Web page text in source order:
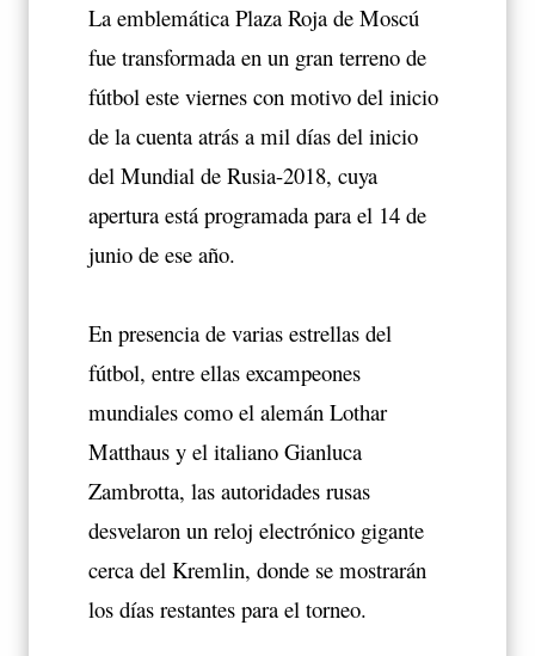
La emblemática Plaza Roja de Moscú
fue transformada en un gran terreno de
fútbol este viernes con motivo del inicio
de la cuenta atrás a mil días del inicio
del Mundial de Rusia-2018, cuya
apertura está programada para el 14 de
junio de ese año.
En presencia de varias estrellas del
fútbol, entre ellas excampeones
mundiales como el alemán Lothar
Matthaus y el italiano Gianluca
Zambrotta, las autoridades rusas
desvelaron un reloj electrónico gigante
cerca del Kremlin, donde se mostrarán
los días restantes para el torneo.